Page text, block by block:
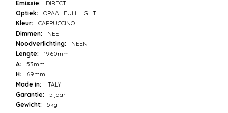
Emissie:
DIRECT
Optiek:
OPAAL FULL LIGHT
Kleur:
CAPPUCCINO
Dimmen:
NEE
Noodverlichting:
NEEN
Lengte:
1960mm
A:
53mm
H:
69mm
Made in:
ITALY
Garantie:
5 jaar
Gewicht:
5kg